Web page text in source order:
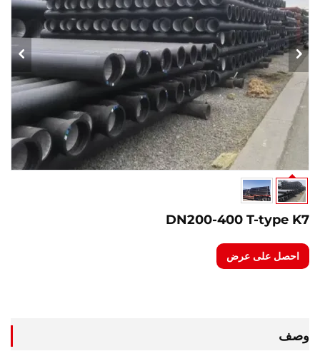
DN200-400 T-type K7
احصل على عرض
وصف